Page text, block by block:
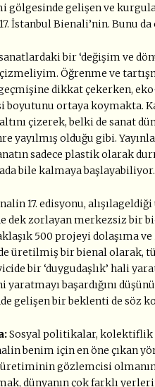
gölgesinde gelişen ve
İstanbul Bienali’nin. Bunu
bir ‘değişim ve
Öğrenme ve
dikkat çekerken,
ortaya koymakta.
çizerek, belki de sanat
yayılmış olduğu gibi.
sadece plastik olarak
bile kalmaya başlayabiliyor.
17. edisyonu,
dek zorlayan merkezsiz bir
500 projeyi dolaşıma
üretilmiş bir bienal olarak,
bir ‘duygudaşlık’ hali
yaratmayı başardığını
gelişen bir beklenti de söz
Sosyal politikalar, kolektiflik
benim için en öne çıkan
üretiminin gözlemcisi
dünyanın çok farklı